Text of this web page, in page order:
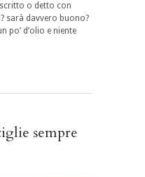
o detto con
sarà davvero buono?
po’ d’olio e niente
sempre